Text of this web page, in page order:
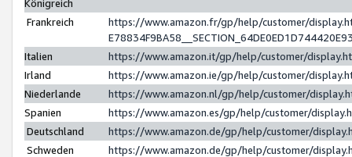
Königreich
Frankreich
https://www.amazon.fr/gp/help/customer/
Italien
https://www.amazon.it/gp/help/customer/
Irland
https://www.amazon.ie/gp/help/customer/
Niederlande
https://www.amazon.nl/gp/help/customer/
Spanien
https://www.amazon.es/gp/help/customer/
Deutschland
https://www.amazon.de/gp/help/customer/
Schweden
https://www.amazon.de/gp/help/customer/